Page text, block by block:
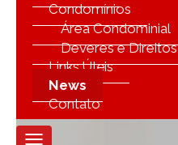
Condomínios
Área Condominial
Deveres e Direitos
Links Úteis
News
Contato